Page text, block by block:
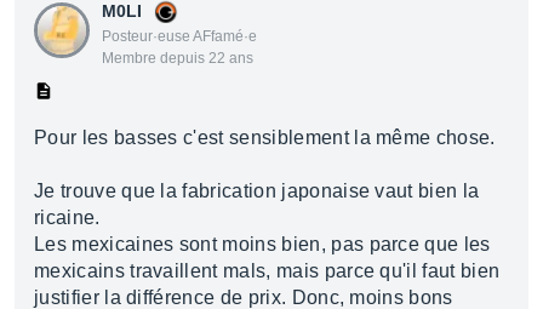
M0LI
Posteur·euse AFfamé·e
Membre depuis 22 ans
Pour les basses c'est sensiblement la même chose.
Je trouve que la fabrication japonaise vaut bien la
ricaine.
Les mexicaines sont moins bien, pas parce que les
mexicains travaillent mals, mais parce qu'il faut bien
justifier la différence de prix. Donc, moins bons